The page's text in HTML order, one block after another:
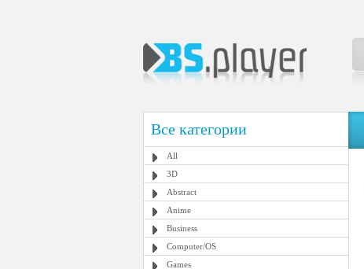
Все категории
All
3D
Abstract
Anime
Business
Computer/OS
Games